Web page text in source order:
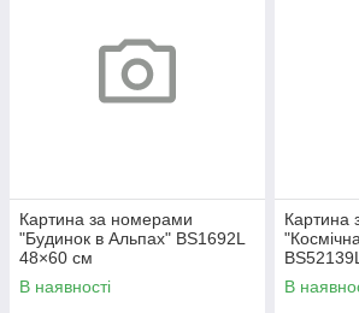
Картина за номерами
"Будинок в Альпах" BS1692L
48×60 см
В наявності
Картина
В